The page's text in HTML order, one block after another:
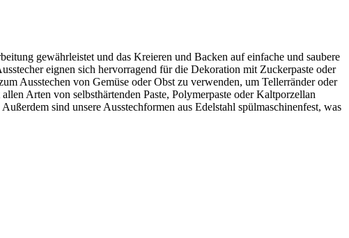
gewährleistet und das Kreieren und Backen auf einfache und saubere
eignen sich hervorragend für die Dekoration mit Zuckerpaste oder
Ausstechen von Gemüse oder Obst zu verwenden, um Tellerränder oder
Arten von selbsthärtenden Paste, Polymerpaste oder Kaltporzellan
sind unsere Ausstechformen aus Edelstahl spülmaschinenfest, was